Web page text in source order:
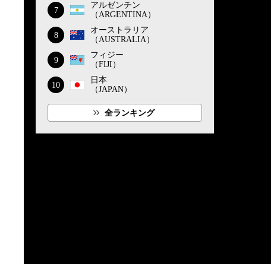
7
アルゼンチン
（ARGENTINA）
8
オーストラリア
（AUSTRALIA）
9
フィジー
（FIJI）
10
日本
（JAPAN）
全ランキング